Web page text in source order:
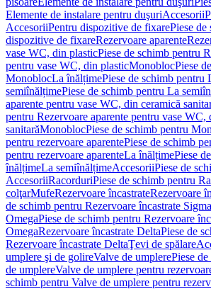
Elemente de instalare pentru duşuriAccesorii
AccesoriiPentru dispozitive de fixarePiese de
dispozitive de fixareRezervoare aparente
vase WC, din plasticPiese de schimb pentru
pentru vase WC, din plasticMonoblocPiese
MonoblocLa înălțimePiese de schimb pentru
semiînălțimePiese de schimb pentru La
aparente pentru vase WC, din ceramică
pentru Rezervoare aparente pentru vase WC,
sanitarăMonoblocPiese de schimb pentru
pentru rezervoare aparentePiese de schimb
pentru rezervoare aparenteLa înălțimePiese
înălțimeLa semiînălțimeAccesoriiPiese de
AccesoriiRacorduriPiese de schimb pentru
colţarMufeRezervoare încastrateRezervoare
de schimb pentru Rezervoare încastrate Sigma
OmegaPiese de schimb pentru Rezervoare
OmegaRezervoare încastrate DeltaPiese de
Rezervoare încastrate DeltaŢevi de spălare
umplere şi de golireValve de umplerePiese
de umplereValve de umplere pentru
schimb pentru Valve de umplere pentru